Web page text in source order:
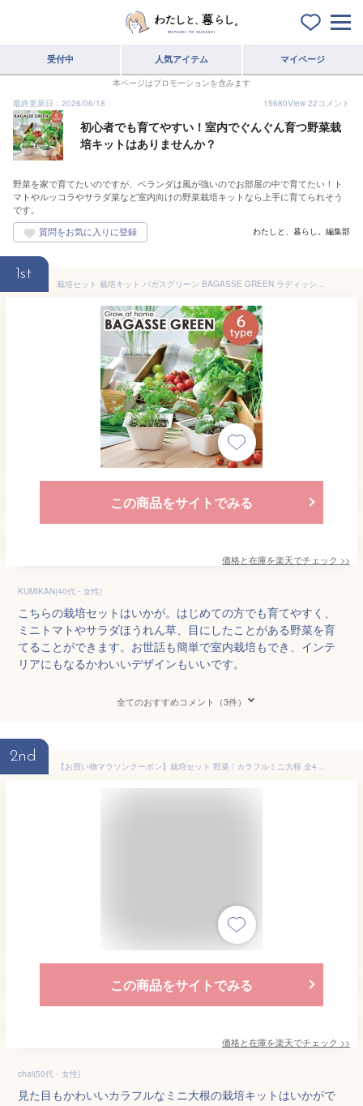
受付中 人気アイテム マイページ
本ページはプロモーションを含みます
最終更新日：2026/06/18
15680View 22コメント
初心者でも育てやすい！室内でぐんぐん育つ野菜栽
培キットはありませんか？
野菜を家で育てたいのですが、ベランダは風が強いのでお部屋の中で育てたい！ト
マトやルッコラやサラダ菜など室内向けの野菜栽培キットなら上手に育てられそう
です。
わたしと、暮らし。編集部
1st
栽培セット 栽培キット バガスグリーン BAGASSE GREEN ラディッシュ ミニキャロット レタス サラダホウレンソウ ネギ ミニトマト 野菜 父の日 自由研究 室内栽培 室内園芸 野菜栽培 キッチン菜園 かわいい おしゃれ ギフト プレゼント GD-953 聖新陶芸
この商品をサイトでみる
価格と在庫を楽天でチェック >>
KUMIKAN(40代・女性)
こちらの栽培セットはいかが。はじめての方でも育てやすく、
ミニトマトやサラダほうれん草、目にしたことがある野菜を育
てることができます。お世話も簡単で室内栽培もでき、インテ
リアにもなるかわいいデザインもいいです。
全てのおすすめコメント（3件）
2nd
【お買い物マラソンクーポン】栽培セット 野菜 / カラフルミニ大根 全4種 / 家庭菜園 ガーデニング お手軽 野菜栽培 ミニ大根 育てる 園芸 室内栽培 テーブル菜園 初心者 プレゼント プチギフト 誕生日 ほんの気持ち 母の日 父の日 敬老の日 贈り物 聖新陶芸
この商品をサイトでみる
価格と在庫を楽天でチェック >>
chai(50代・女性)
見た目もかわいいカラフルなミニ大根の栽培キットはいかがで